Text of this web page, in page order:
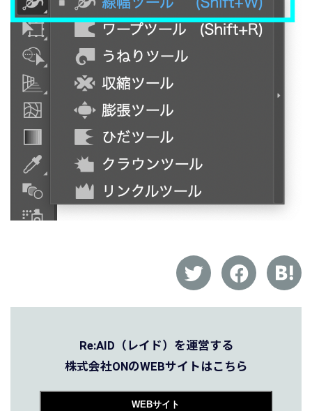
Re:AID（レイド）を運営する
株式会社ONのWEBサイトはこちら
WEBサイト